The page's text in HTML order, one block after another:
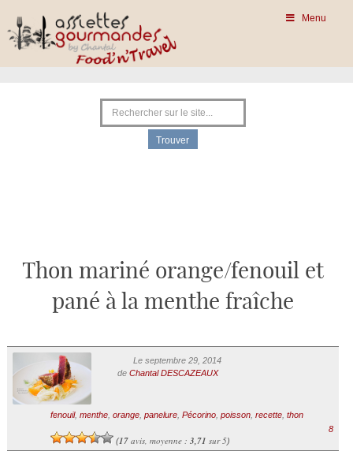
Menu
Thon mariné orange/fenouil et
pané à la menthe fraîche
Le septembre 29, 2014
de Chantal DESCAZEAUX
fenouil, menthe, orange, panelure, Pécorino, poisson, recette, thon
(17avis, moyenne : 3,71 sur 5)
8